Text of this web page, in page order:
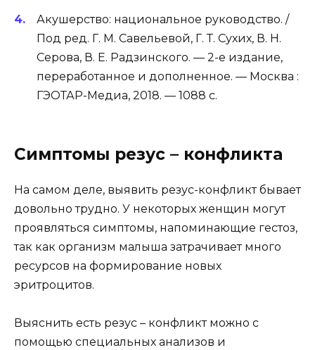
Акушерство: национальное руководство. /
Под ред. Г. М. Савельевой, Г. Т. Сухих, В. Н.
Серова, В. Е. Радзинского. — 2-е издание,
переработанное и дополненное. — Москва :
ГЭОТАР-Медиа, 2018. — 1088 с.
Симптомы резус – конфликта
На самом деле, выявить резус-конфликт бывает
довольно трудно. У некоторых женщин могут
проявляться симптомы, напоминающие гестоз,
так как организм малыша затрачивает много
ресурсов на формирование новых
эритроцитов.
Выяснить есть резус – конфликт можно с
помощью специальных анализов и